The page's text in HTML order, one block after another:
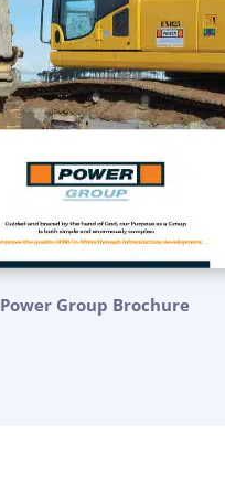
Power Group Brochure